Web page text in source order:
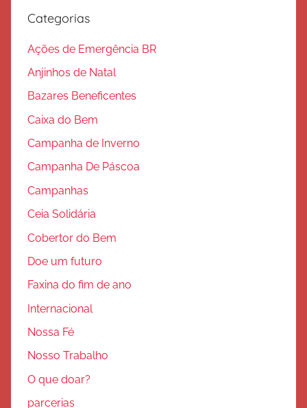
Categorias
Ações de Emergência BR
Anjinhos de Natal
Bazares Beneficentes
Caixa do Bem
Campanha de Inverno
Campanha De Páscoa
Campanhas
Ceia Solidária
Cobertor do Bem
Doe um futuro
Faxina do fim de ano
Internacional
Nossa Fé
Nosso Trabalho
O que doar?
parcerias